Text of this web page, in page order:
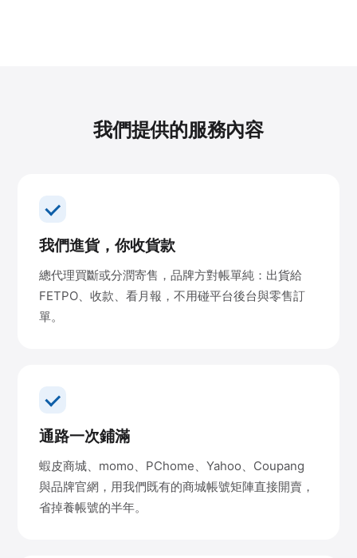
我們提供的服務內容
我們進貨，你收貨款
總代理買斷或分潤寄售，品牌方對帳單純：出貨給
FETPO、收款、看月報，不用碰平台後台與零售訂
單。
通路一次鋪滿
蝦皮商城、momo、PChome、Yahoo、Coupang
與品牌官網，用我們既有的商城帳號矩陣直接開賣，
省掉養帳號的半年。